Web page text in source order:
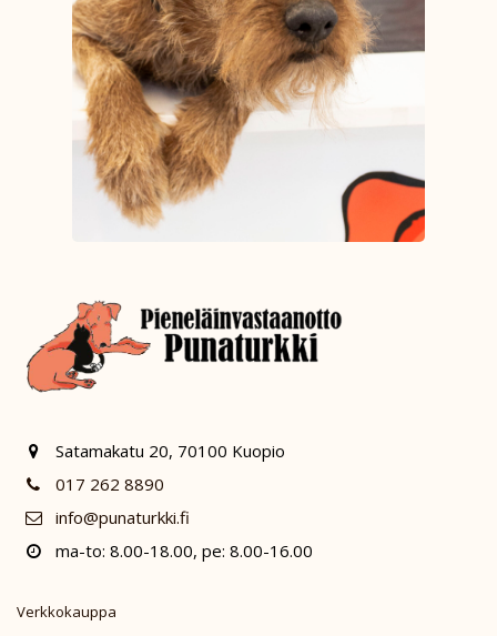
Satamakatu 20, 70100 Kuopio
017 262 8890
info@punaturkki.fi
ma-to: 8.00-18.00, pe: 8.00-16.00
Verkkokauppa